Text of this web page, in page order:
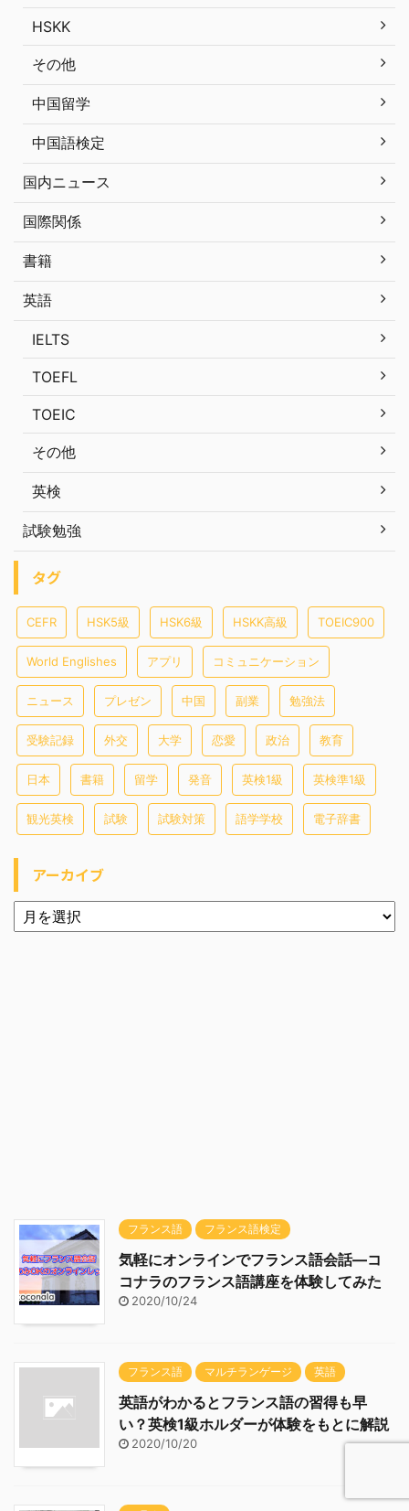
HSKK
その他
中国留学
中国語検定
国内ニュース
国際関係
書籍
英語
IELTS
TOEFL
TOEIC
その他
英検
試験勉強
タグ
CEFR HSK5級 HSK6級 HSKK高級 TOEIC900
World Englishes アプリ コミュニケーション
ニュース プレゼン 中国 副業 勉強法
受験記録 外交 大学 恋愛 政治 教育
日本 書籍 留学 発音 英検1級 英検準1級
観光英検 試験 試験対策 語学学校 電子辞書
アーカイブ
フランス語 フランス語検定
気軽にオンラインでフランス語会話―コ
コナラのフランス語講座を体験してみた
2020/10/24
フランス語 マルチランゲージ 英語
英語がわかるとフランス語の習得も早
い？英検1級ホルダーが体験をもとに解説
2020/10/20